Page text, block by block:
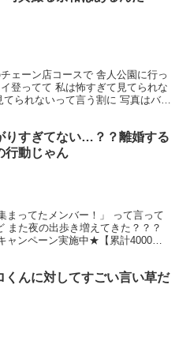
ェーン店コースで 舎人公園に行っ
登ってて 私は怖すぎて見てられな
られないって言う割に 写真はバッ
りすぎてない…？？離婚する
行動じゃん
まってたメンバー！」 って言って
また夜の出歩き増えてきた？？？
ャンペーン実施中★【累計4000万
くんに対してすごい言い草だ